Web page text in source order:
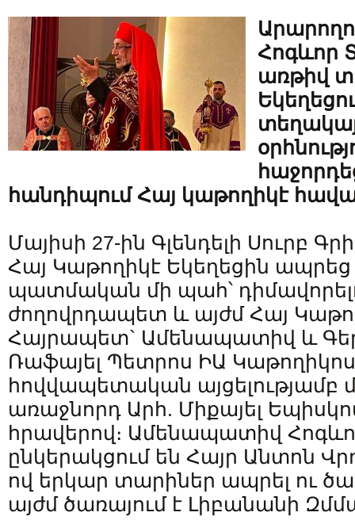
Հոգևոր
առթիվ
հանդիպում Հայ կաթողիկէ
Մայիսի 27-ին Գլենդելի Սուրբ
Հայ Կաթողիկէ Եկեղեցին
պատմական մի պահ՝
ժողովրդապետ և այժմ Հայ
Հայրապետ` Ամենապատիվ և
Ռաֆայել Պետրոս ԻԱ
հովվապետական այցելությամբ
առաջնորդ Արհ. Միքայել
հրավերով։ Ամենապատիվ
ընկերակցում են Հայր Անտոն
ով երկար տարիներ ապրել ու
այժմ ծառայում է Լիբանանի